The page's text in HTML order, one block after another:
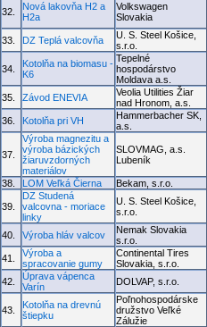
32.
Nová lakovňa H2 a
H2a
Volkswagen
Slovakia
33. DZ Teplá valcovňa
U. S. Steel Košice,
s.r.o.
34.
Kotolňa na biomasu -
K6
Tepelné
hospodárstvo
Moldava a.s.
35. Závod ENEVIA
Veolia Utilities Žiar
nad Hronom, a.s.
36. Kotolňa pri VH
Hammerbacher SK,
a.s.
37.
Výroba magnezitu a
výroba bázických
žiaruvzdorných
materiálov
SLOVMAG, a.s.
Lubeník
38. LOM Veľká Čierna Bekam, s.r.o.
39.
DZ Studená
valcovna - moriace
linky
U. S. Steel Košice,
s.r.o.
40. Výroba hláv valcov
Nemak Slovakia
s.r.o.
41.
Výroba a
spracovanie gumy
Continental Tires
Slovakia, s.r.o.
42.
Úprava vápenca
Varín
DOLVAP, s.r.o.
43.
Kotolňa na drevnú
štiepku
Poľnohospodárske
družstvo Veľké
Zálužie